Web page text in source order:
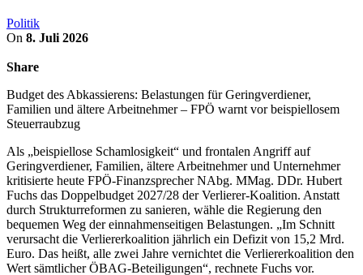
Politik
On 8. Juli 2026
Share
Budget des Abkassierens: Belastungen für Geringverdiener,
Familien und ältere Arbeitnehmer – FPÖ warnt vor beispiellosem
Steuerraubzug
Als „beispiellose Schamlosigkeit“ und frontalen Angriff auf
Geringverdiener, Familien, ältere Arbeitnehmer und Unternehmer
kritisierte heute FPÖ-Finanzsprecher NAbg. MMag. DDr. Hubert
Fuchs das Doppelbudget 2027/28 der Verlierer-Koalition. Anstatt
durch Strukturreformen zu sanieren, wähle die Regierung den
bequemen Weg der einnahmenseitigen Belastungen. „Im Schnitt
verursacht die Verliererkoalition jährlich ein Defizit von 15,2 Mrd.
Euro. Das heißt, alle zwei Jahre vernichtet die Verliererkoalition den
Wert sämtlicher ÖBAG-Beteiligungen“, rechnete Fuchs vor.